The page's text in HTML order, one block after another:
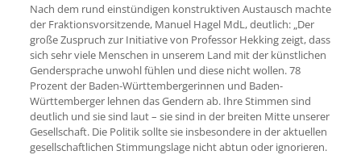
Nach dem rund einstündigen konstruktiven Austausch machte
der Fraktionsvorsitzende, Manuel Hagel MdL, deutlich: „Der
große Zuspruch zur Initiative von Professor Hekking zeigt, dass
sich sehr viele Menschen in unserem Land mit der künstlichen
Gendersprache unwohl fühlen und diese nicht wollen. 78
Prozent der Baden-Württembergerinnen und Baden-
Württemberger lehnen das Gendern ab. Ihre Stimmen sind
deutlich und sie sind laut – sie sind in der breiten Mitte unserer
Gesellschaft. Die Politik sollte sie insbesondere in der aktuellen
gesellschaftlichen Stimmungslage nicht abtun oder ignorieren.